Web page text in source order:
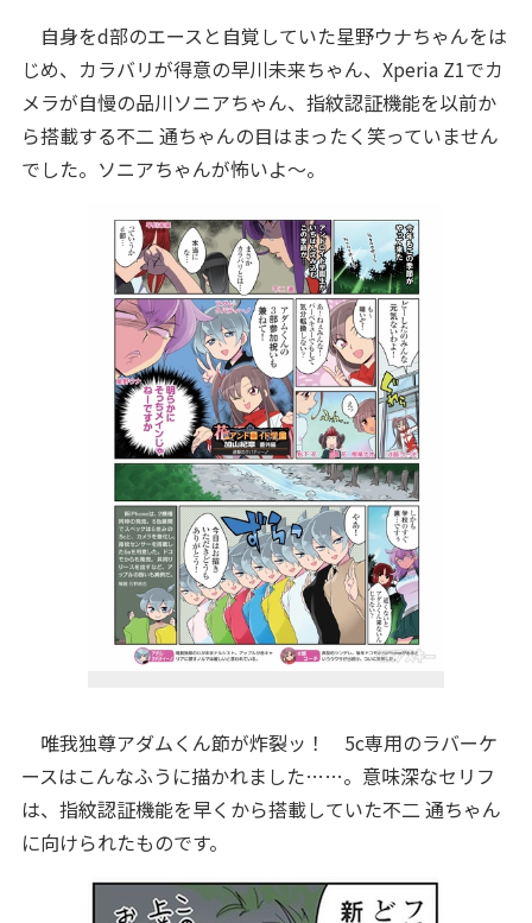
自身をd部のエースと自覚していた星野ウナちゃんをは
じめ、カラバリが得意の早川未来ちゃん、Xperia Z1でカ
メラが自慢の品川ソニアちゃん、指紋認証機能を以前か
ら搭載する不二 通ちゃんの目はまったく笑っていません
でした。ソニアちゃんが怖いよ〜。
唯我独尊アダムくん節が炸裂ッ！ 5c専用のラバーケ
ースはこんなふうに描かれました……。意味深なセリフ
は、指紋認証機能を早くから搭載していた不二 通ちゃん
に向けられたものです。